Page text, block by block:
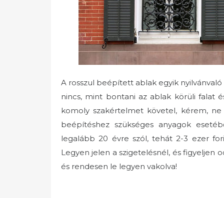
A rosszul beépített ablak egyik
nincs, mint bontani az ablak körüli falat
komoly szakértelmet követel, kérem,
beépítéshez szükséges anyagok
legalább 20 évre szól, tehát 2-3 ezer
Legyen jelen a szigetelésnél, és figyeljen
és rendesen le legyen vakolva!